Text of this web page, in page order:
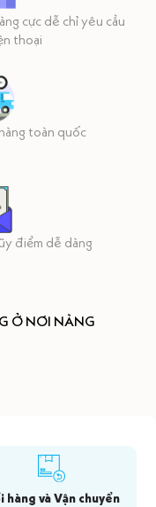
cực dễ chỉ yêu cầu
thoại
toàn quốc
điểm dễ dàng
Ở NƠI NÀNG
hàng và Vận chuyển